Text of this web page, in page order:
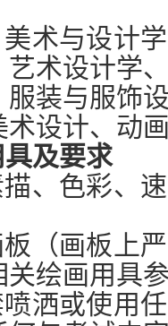
与设计学
术设计学
装与服饰
设计、动
具及要求
色彩、速
画板上严
绘画用具
或使用任